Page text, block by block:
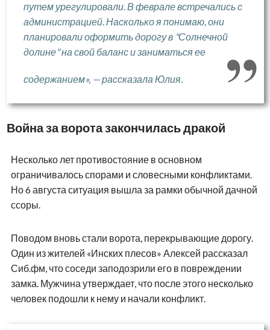
путем урегулировали. В феврале встречались с
администрацией. Насколько я понимаю, они
планировали оформить дорогу в "Солнечной
долине" на свой баланс и заниматься ее
содержанием», — рассказала Юлия.
Война за ворота закончилась дракой
Несколько лет противостояние в основном
ограничивалось спорами и словесными конфликтами.
Но 6 августа ситуация вышла за рамки обычной дачной
ссоры.
Поводом вновь стали ворота, перекрывающие дорогу.
Один из жителей «Инских плесов» Алексей рассказал
Сиб.фм, что соседи заподозрили его в повреждении
замка. Мужчина утверждает, что после этого несколько
человек подошли к нему и начали конфликт.